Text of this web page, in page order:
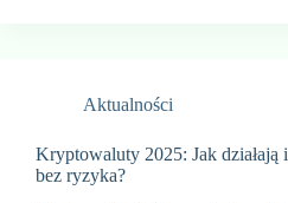
Aktualności
Kryptowaluty 2025: Jak działają
bez ryzyka?